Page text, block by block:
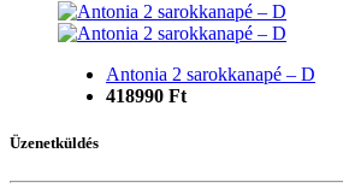
Antonia 2 sarokkanapé – D
418990 Ft
Üzenetküldés